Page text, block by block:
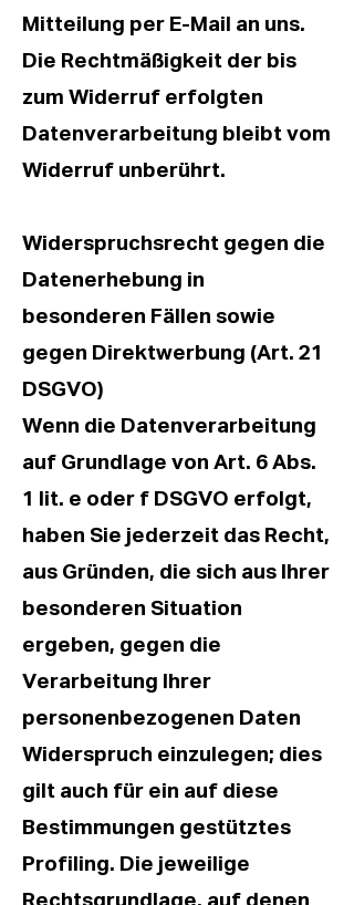
Mitteilung per E-Mail an uns.
Die Rechtmäßigkeit der bis
zum Widerruf erfolgten
Datenverarbeitung bleibt vom
Widerruf unberührt.
Widerspruchsrecht gegen die
Datenerhebung in
besonderen Fällen sowie
gegen Direktwerbung (Art. 21
DSGVO)
Wenn die Datenverarbeitung
auf Grundlage von Art. 6 Abs.
1 lit. e oder f DSGVO erfolgt,
haben Sie jederzeit das Recht,
aus Gründen, die sich aus Ihrer
besonderen Situation
ergeben, gegen die
Verarbeitung Ihrer
personenbezogenen Daten
Widerspruch einzulegen; dies
gilt auch für ein auf diese
Bestimmungen gestütztes
Profiling. Die jeweilige